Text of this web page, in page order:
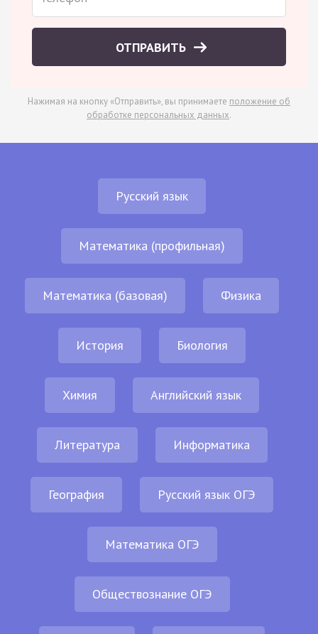
ОТПРАВИТЬ
Нажимая на кнопку «Отправить», вы принимаете положение об
обработке персональных данных.
Русский язык
Математика (профильная)
Математика (базовая) Физика
История Биология
Химия Английский язык
Литература Информатика
География Русский язык ОГЭ
Математика ОГЭ
Обществознание ОГЭ